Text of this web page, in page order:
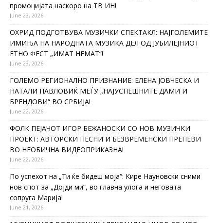
промоцијата наскоро на ТВ ИН!
June 23, 2026
ОХРИД ПОДГОТВУВА МУЗИЧКИ СПЕКТАКЛ: НАЈГОЛЕМИТЕ
ИМИЊА НА НАРОДНАТА МУЗИКА ДЕЛ ОД ЈУБИЛЕЈНИОТ
ЕТНО ФЕСТ „ИМАТ НЕМАТ“!
June 23, 2026
ГОЛЕМО РЕГИОНАЛНО ПРИЗНАНИЕ: ЕЛЕНА ЈОВЧЕСКА И
НАТАЛИ ПАВЛОВИЌ МЕЃУ „НАЈУСПЕШНИТЕ ДАМИ И
БРЕНДОВИ“ ВО СРБИЈА!
June 22, 2026
ФОЛК ПЕЈАЧОТ ИГОР БЕЖАНОСКИ СО НОВ МУЗИЧКИ
ПРОЕКТ: АВТОРСКИ ПЕСНИ И БЕЗВРЕМЕНСКИ ПРЕПЕВИ
ВО НЕОБИЧНА ВИДЕОПРИКАЗНА!
June 22, 2026
По успехот на „Ти ќе бидеш моја“: Кире Науновски сними
нов спот за „Дојди ми“, во главна улога и неговата
сопруга Марија!
June 21, 2026